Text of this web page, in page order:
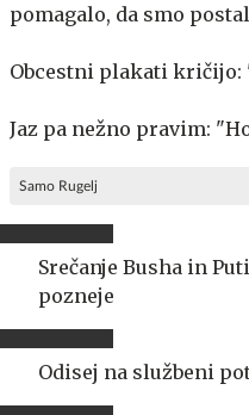
pomagalo, da smo
Obcestni plakati kričijo:
Jaz pa nežno pravim:
Samo Rugelj
Srečanje Busha in
pozneje
Odisej na službeni